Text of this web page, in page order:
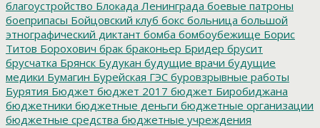
благоустройство Блокада Ленинграда боевые патроны
боеприпасы Бойцовский клуб бокс больница большой
этнографический диктант бомба бомбоубежище Борис
Титов Борохович брак браконьер Бридер брусит
брусчатка Брянск Будукан будущие врачи будущие
медики Бумагин Бурейская ГЭС буровзрывные работы
Бурятия Бюджет бюджет 2017 бюджет Биробиджана
бюджетники бюджетные деньги бюджетные организации
бюджетные средства бюджетные учреждения